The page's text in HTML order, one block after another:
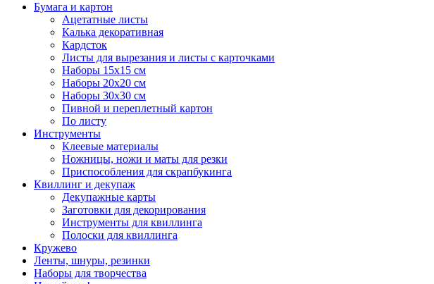
Бумага и картон
Ацетатные листы
Калька декоративная
Кардсток
Листы для вырезания и листы с карточками
Наборы 15х15 см
Наборы 20х20 см
Наборы 30х30 см
Пивной и переплетный картон
По листу
Инструменты
Клеевые материалы
Ножницы, ножи и маты для резки
Приспособления для скрапбукинга
Квиллинг и декупаж
Декупажные карты
Заготовки для декорирования
Инструменты для квиллинга
Полоски для квиллинга
Кружево
Ленты, шнуры, резинки
Наборы для творчества